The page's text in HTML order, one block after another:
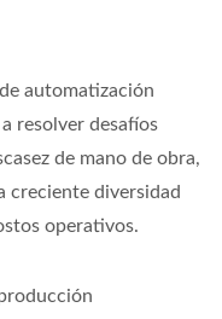
automatización
resolver desafíos
de mano de obra,
creciente diversidad
operativos.